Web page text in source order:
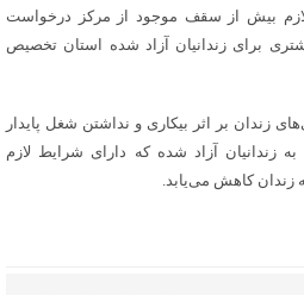
لازم بیش از سقف موجود از مرکز درخواست
برای زندانیان آزاد شده استان تخصیص
زندان بر اثر بیکاری و نداشتن شغل پایدار
زندانیان آزاد شده که دارای شرایط لازم
زندان کاهش می‌یابد.